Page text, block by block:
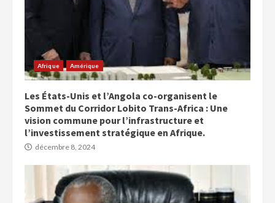
Afrique Amérique
Les États-Unis et l’Angola co-organisent le
Sommet du Corridor Lobito Trans-Africa : Une
vision commune pour l’infrastructure et
l’investissement stratégique en Afrique.
décembre 8, 2024